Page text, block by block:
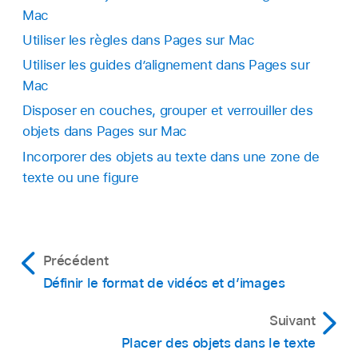
Par exemple, si vous alignez trois objets à
gauche, l’objet qui se trouve le plus à gauche
ne bouge pas et les autres objets s’alignent sur
lui.
distance égale le long des axes horizontal
et vertical.
distance égale le long d’un axe horizontal.
Verticalement :Les objets sont placés à
distance égale le long d’un axe vertical.
Mac
Utiliser les règles dans Pages sur Mac
Utiliser les guides d’alignement dans Pages sur
Mac
Disposer en couches, grouper et verrouiller des
objets dans Pages sur Mac
Incorporer des objets au texte dans une zone de
texte ou une figure
Précédent
Définir le format de vidéos et d’images
Suivant
Placer des objets dans le texte